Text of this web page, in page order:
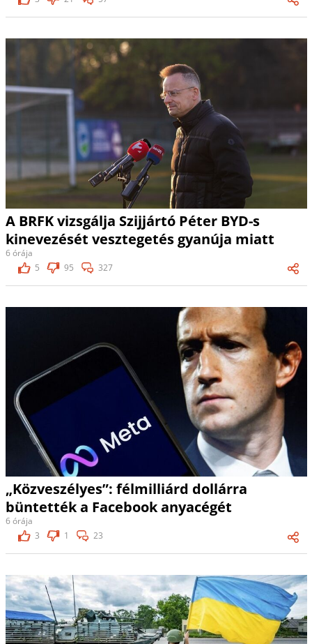
A BRFK vizsgálja Szijjártó Péter BYD-s
kinevezését vesztegetés gyanúja miatt
6 órája
5
95 327
„Közveszélyes”: félmilliárd dollárra
büntették a Facebook anyacégét
6 órája
3
1 23